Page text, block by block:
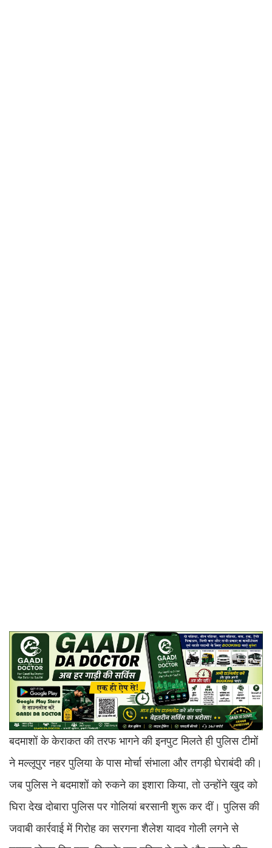
बदमाशों के केराकत की तरफ भागने की इनपुट मिलते ही पुलिस टीमों
ने मल्लूपुर नहर पुलिया के पास मोर्चा संभाला और तगड़ी घेराबंदी की।
जब पुलिस ने बदमाशों को रुकने का इशारा किया, तो उन्होंने खुद को
घिरा देख दोबारा पुलिस पर गोलियां बरसानी शुरू कर दीं। पुलिस की
जवाबी कार्रवाई में गिरोह का सरगना शैलेश यादव गोली लगने से